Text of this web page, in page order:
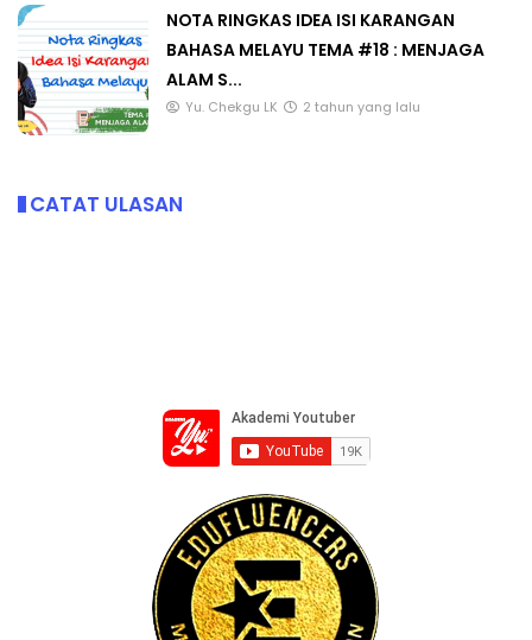
NOTA RINGKAS IDEA ISI KARANGAN
BAHASA MELAYU TEMA #18 : MENJAGA
ALAM S...
Yu. Chekgu LK 2 tahun yang lalu
CATAT ULASAN